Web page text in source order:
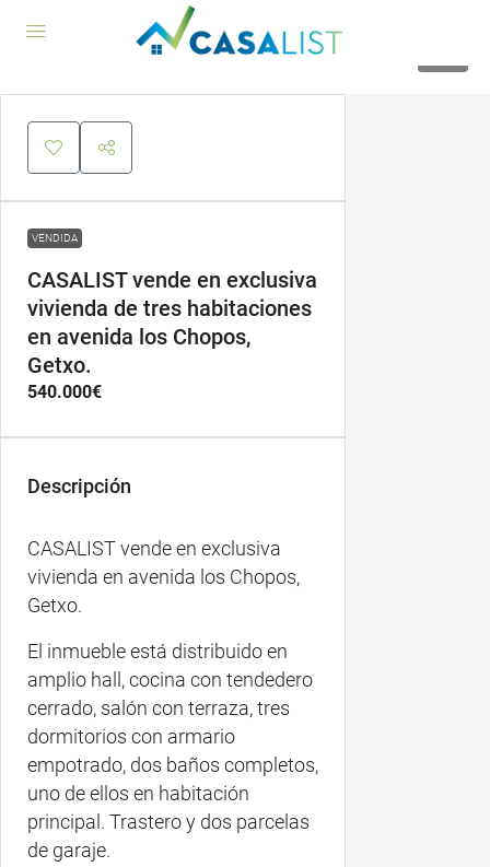
VENDIDA
CASALIST vende en exclusiva
vivienda de tres habitaciones
en avenida los Chopos,
Getxo.
540.000€
Descripción
CASALIST vende en exclusiva
vivienda en avenida los Chopos,
Getxo.
El inmueble está distribuido en
amplio hall, cocina con tendedero
cerrado, salón con terraza, tres
dormitorios con armario
empotrado, dos baños completos,
uno de ellos en habitación
principal. Trastero y dos parcelas
de garaje.